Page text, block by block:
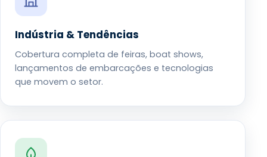
Indústria & Tendências
Cobertura completa de feiras, boat shows,
lançamentos de embarcações e tecnologias
que movem o setor.